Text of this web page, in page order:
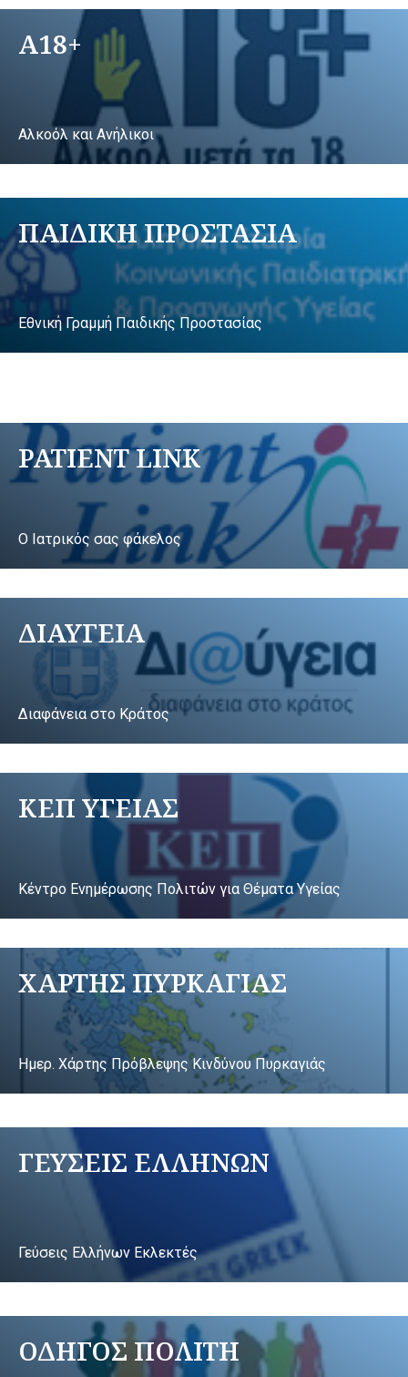
A18+
Αλκοόλ και Ανήλικοι
ΠΑΙΔΙΚΗ ΠΡΟΣΤΑΣΙΑ
Εθνική Γραμμή Παιδικής Προστασίας
PATIENT LINK
Ο Ιατρικός σας φάκελος
ΔΙΑΥΓΕΙΑ
Διαφάνεια στο Κράτος
ΚΕΠ ΥΓΕΙΑΣ
Κέντρο Ενημέρωσης Πολιτών για Θέματα Υγείας
ΧΑΡΤΗΣ ΠΥΡΚΑΓΙΑΣ
Ημερ. Χάρτης Πρόβλεψης Κινδύνου Πυρκαγιάς
ΓΕΥΣΕΙΣ ΕΛΛΗΝΩΝ
Γεύσεις Ελλήνων Εκλεκτές
ΟΔΗΓΟΣ ΠΟΛΙΤΗ